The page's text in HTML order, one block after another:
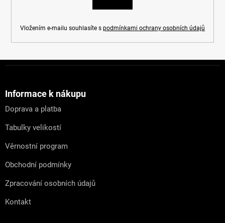
Vložením e-mailu souhlasíte s podmínkami ochrany osobních údajů
Informace k nákupu
Doprava a platba
Tabulky velikostí
Věrnostní program
Obchodní podmínky
Zpracování osobních údajů
Kontakt